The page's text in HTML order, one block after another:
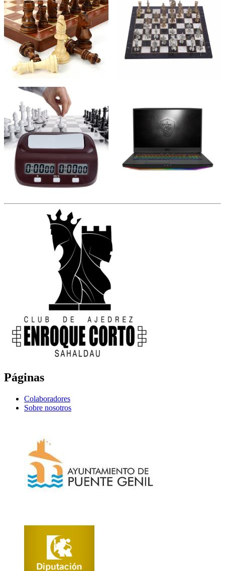
Páginas
Colaboradores
Sobre nosotros